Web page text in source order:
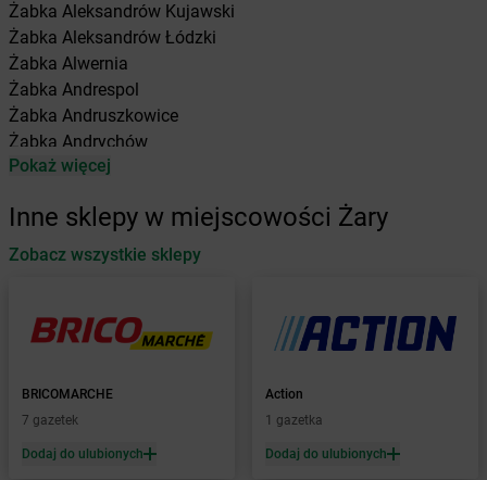
Żabka Aleksandrów Kujawski
Żabka Aleksandrów Łódzki
Żabka Alwernia
Żabka Andrespol
Żabka Andruszkowice
Żabka Andrychów
Żabka Antonie
Żabka Automat
Żabka Babica
Żabka Babimost
Żabka Baborów
Żabka Bachowice
Żabka Bądkowo
Żabka Bąków
Pokaż więcej
Inne sklepy w miejscowości Żary
Zobacz wszystkie sklepy
BRICOMARCHE
7 gazetek
Dodaj do ulubionych
Action
1 gazetka
Dodaj do ulubionych